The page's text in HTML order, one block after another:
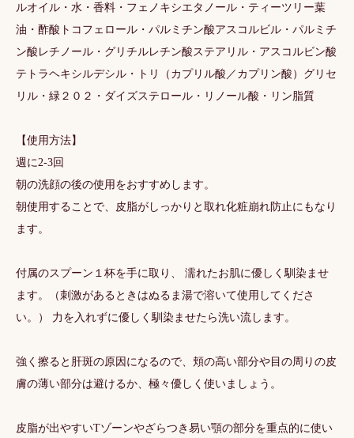
ルオイル・水・香料・フェノキシエタノール・ティーツリー葉
油・酢酸トコフェロール・パルミチン酸アスコルビル・パルミチ
ン酸レチノール・グリチルレチン酸ステアリル・アスコルビン酸
テトラヘキシルデシル・トリ（カプリル酸／カプリン酸）グリセ
リル・緑２０２・ダイズステロール・リノール酸・リン脂質
【使用方法】
週に2-3回
朝の洗顔の後の使用をおすすめします。
朝使用することで、皮脂がしっかりと取れ化粧崩れ防止にもなり
ます。
付属のスプーン１杯を手に取り、 濡れたお肌に優しく馴染ませ
ます。（刺激があるときはぬるま湯で溶いて使用してくださ
い。） 力を入れずに優しく馴染ませたら洗い流します。
強く擦ると肝斑の原因になるので、頬の高い部分や目の周りの皮
膚の薄い部分は避けるか、極々優しく使いましょう。
皮脂が出やすいTゾーンやざらつき易い顎の部分を重点的に使い